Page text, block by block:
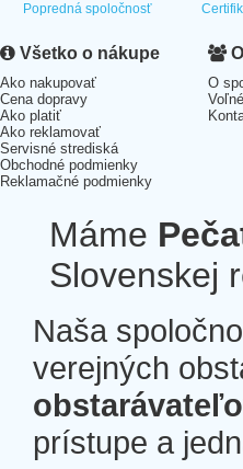
Popredná spoločnosť
Všetko o nákupe
Ako nakupovať
Cena dopravy
Ako platiť
Ako reklamovať
Servisné strediská
Obchodné podmienky
Reklamačné podmienky
O
Máme
Slovenskej
Naša
verejných
prístupe a